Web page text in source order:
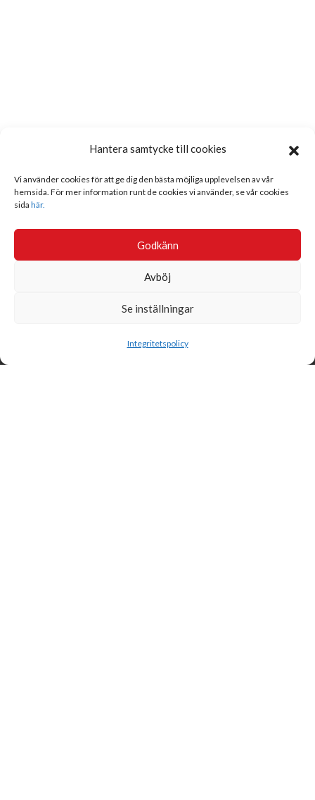
Hantera samtycke till cookies
Vi använder cookies för att ge dig den bästa möjliga upplevelsen av vår
hemsida. För mer information runt de cookies vi använder, se vår cookies
sida här.
Godkänn
Avböj
Se inställningar
Integritetspolicy